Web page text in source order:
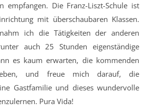
empfangen. Die Franz-Liszt-Schule ist
mit überschaubaren Klassen.
ich die Tätigkeiten der anderen
auch 25 Stunden eigenständige
es kaum erwarten, die kommenden
und freue mich darauf, die
Gastfamilie und dieses wundervolle
Pura Vida!